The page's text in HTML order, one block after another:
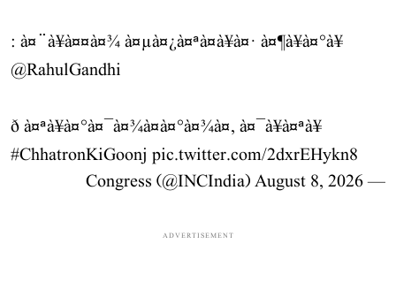
: à¤¨à¥à¤¤à¤¾ à¤µà¤¿à¤ªà¤à¥à¤· à¤¶à¥à¤°à¥
@RahulGandhi
ð à¤ªà¥à¤°à¤¯à¤¾à¤à¤°à¤¾à¤, à¤¯à¥à¤ªà¥
#ChhatronKiGoonj pic.twitter.com/2dxrEHykn8
— Congress (@INCIndia)
August 8, 2026
ADVERTISEMENT